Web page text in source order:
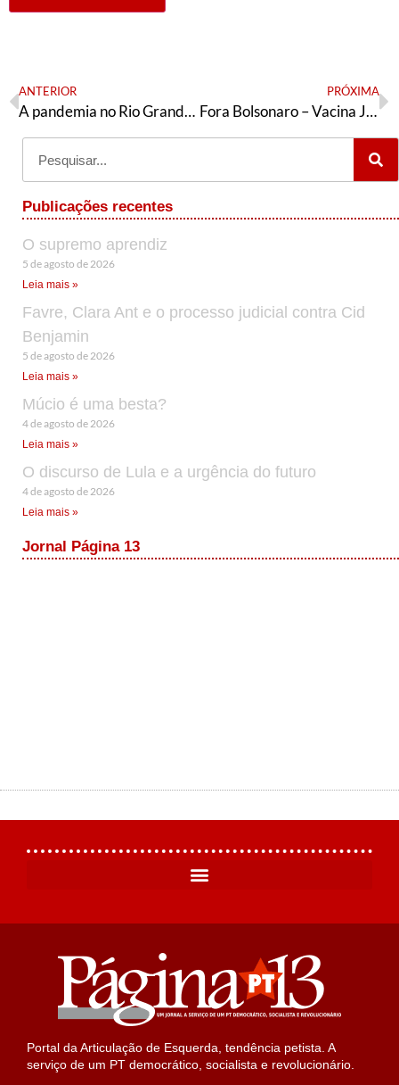
ANTERIOR
A pandemia no Rio Grande do Sul
PRÓXIMA
Fora Bolsonaro – Vacina Já para Todos e Todas – Lula Presidente | Proposta de resolução ao diretório estadual do PT/SE
Publicações recentes
O supremo aprendiz
5 de agosto de 2026
Leia mais »
Favre, Clara Ant e o processo judicial contra Cid
Benjamin
5 de agosto de 2026
Leia mais »
Múcio é uma besta?
4 de agosto de 2026
Leia mais »
O discurso de Lula e a urgência do futuro
4 de agosto de 2026
Leia mais »
Jornal Página 13
Portal da Articulação de Esquerda, tendência petista. A
serviço de um PT democrático, socialista e revolucionário.